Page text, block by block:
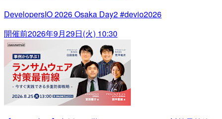
DevelopersIO 2026 Osaka Day2 #devio2026
開催前2026年9月29日(火) 10:30